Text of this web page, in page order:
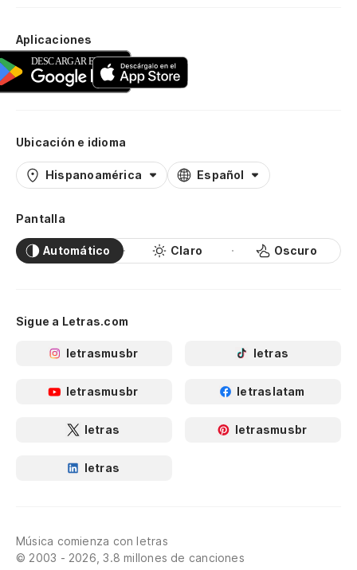
Aplicaciones
Ubicación e idioma
Hispanoamérica Español
Pantalla
Automático Claro Oscuro
Sigue a Letras.com
letrasmusbr letras
letrasmusbr letraslatam
letras letrasmusbr
letras
Música comienza con letras
© 2003 - 2026, 3.8 millones de canciones